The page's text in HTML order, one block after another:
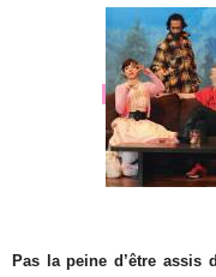
Pas la peine d’être assis